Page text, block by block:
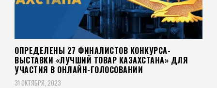
ОПРЕДЕЛЕНЫ 27 ФИНАЛИСТОВ КОНКУРСА-
ВЫСТАВКИ «ЛУЧШИЙ ТОВАР КАЗАХСТАНА» ДЛЯ
УЧАСТИЯ В ОНЛАЙН-ГОЛОСОВАНИИ
31 ОКТЯБРЯ, 2023